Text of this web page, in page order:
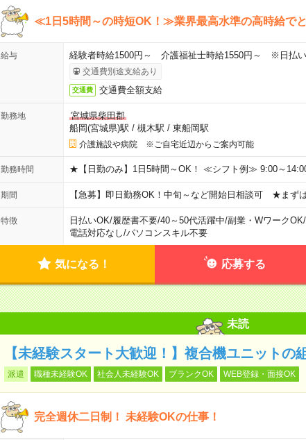
≪1日5時間～の時短OK！≫業界最高水準の高時給で
給与 経験者時給1500円～ 介護福祉士時給1550円～ ※日払
交通費別途支給あり
交通費 交通費全額支給
勤務地
宮城県柴田郡
船岡(宮城県)駅 / 槻木駅 / 東船岡駅
介護施設や病院 ※ご自宅近辺からご案内可能
勤務時間 ★【日勤のみ】1日5時間～OK！ ≪シフト例≫ 9:00～
期間 【急募】即日勤務OK！中旬～など開始日相談可 ★まず
特徴 日払いOK/履歴書不要/40～50代活躍中/副業・WワークOK/
電話対応なし/パソコンスキル不要
気になる！ 応募する
未読
【未経験スタート大歓迎！】複合機ユニットの
派遣 職種未経験OK 社会人未経験OK ブランクOK WEB登録・面接OK
完全週休二日制！ 未経験OKの仕事！